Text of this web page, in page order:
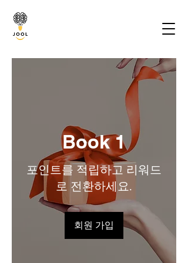
Book 1
포인트를 적립하고 리워드
로 전환하세요.
회원 가입